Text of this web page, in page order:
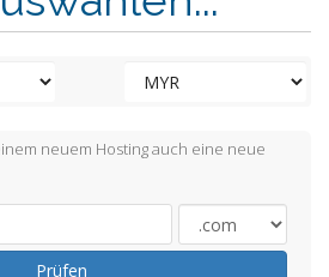
neuem Hosting auch eine neue
Prüfen